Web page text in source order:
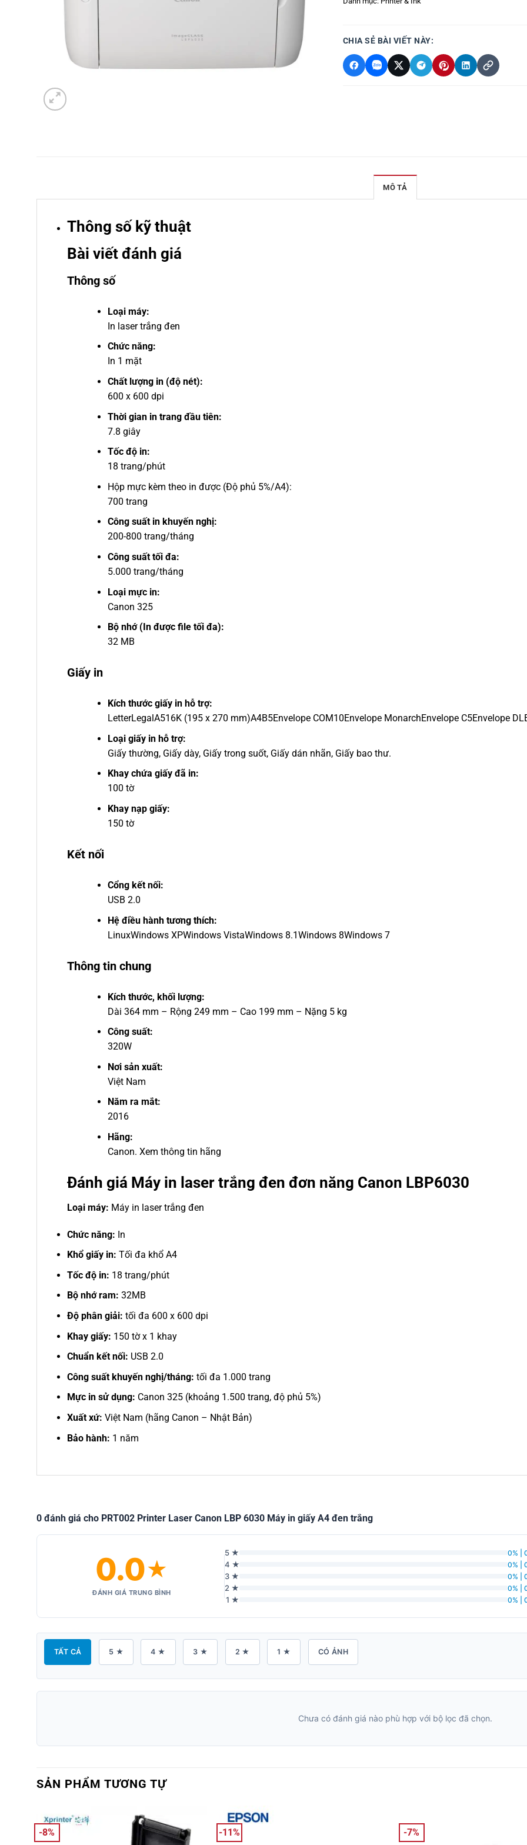
CHIA SẺ BÀI VIẾT NÀY:
MÔ TẢ
Thông số kỹ thuật
Bài viết đánh giá
Thông số
Loại máy:
In laser trắng đen
Chức năng:
In 1 mặt
Chất lượng in (độ nét):
600 x 600 dpi
Thời gian in trang đầu tiên:
7.8 giây
Tốc độ in:
18 trang/phút
Hộp mực kèm theo in được (Độ phủ 5%/A4):
700 trang
Công suất in khuyến nghị:
200-800 trang/tháng
Công suất tối đa:
5.000 trang/tháng
Loại mực in:
Canon 325
Bộ nhớ (In được file tối đa):
32 MB
Giấy in
Kích thước giấy in hỗ trợ:
LetterLegal A516K (195 x 270 mm)A4B5Envelope COM10Envelope MonarchEnvelope C5Envelope DL
Loại giấy in hỗ trợ:
Giấy thường, Giấy dày, Giấy trong suốt, Giấy dán nhãn, Giấy bao thư.
Khay chứa giấy đã in:
100 tờ
Khay nạp giấy:
150 tờ
Kết nối
Cổng kết nối:
USB 2.0
Hệ điều hành tương thích:
LinuxWindows XPWindows VistaWindows 8.1Windows 8Windows 7
Thông tin chung
Kích thước, khối lượng:
Dài 364 mm – Rộng 249 mm – Cao 199 mm – Nặng 5 kg
Công suất:
320W
Nơi sản xuất:
Việt Nam
Năm ra mắt:
2016
Hãng:
Canon. Xem thông tin hãng
Đánh giá Máy in laser trắng đen đơn năng Canon LBP6030
Loại máy: Máy in laser trắng đen
Chức năng: In
Khổ giấy in: Tối đa khổ A4
Tốc độ in: 18 trang/phút
Bộ nhớ ram: 32MB
Độ phân giải: tối đa 600 x 600 dpi
Khay giấy: 150 tờ x 1 khay
Chuẩn kết nối: USB 2.0
Công suất khuyến nghị/tháng: tối đa 1.000 trang
Mực in sử dụng: Canon 325 (khoảng 1.500 trang, độ phủ 5%)
Xuất xứ: Việt Nam (hãng Canon – Nhật Bản)
Bảo hành: 1 năm
0 đánh giá cho PRT002 Printer Laser Canon LBP 6030 Máy in giấy A4 đen trắng
0.0★
ĐÁNH GIÁ TRUNG BÌNH
5 ★ 0% |
4 ★ 0% |
3 ★ 0% |
2 ★ 0% |
1 ★ 0% |
TẤT CẢ 5 ★ 4 ★ 3 ★ 2 ★ 1 ★ CÓ ẢNH
Chưa có đánh giá nào phù hợp với bộ lọc đã chọn.
SẢN PHẨM TƯƠNG TỰ
-8% -11% -7%